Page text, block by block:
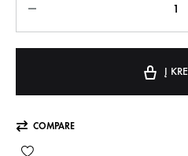
Į
COMPARE